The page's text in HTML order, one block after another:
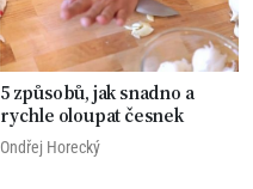
5 způsobů, jak snadno a
rychle oloupat česnek
Ondřej Horecký